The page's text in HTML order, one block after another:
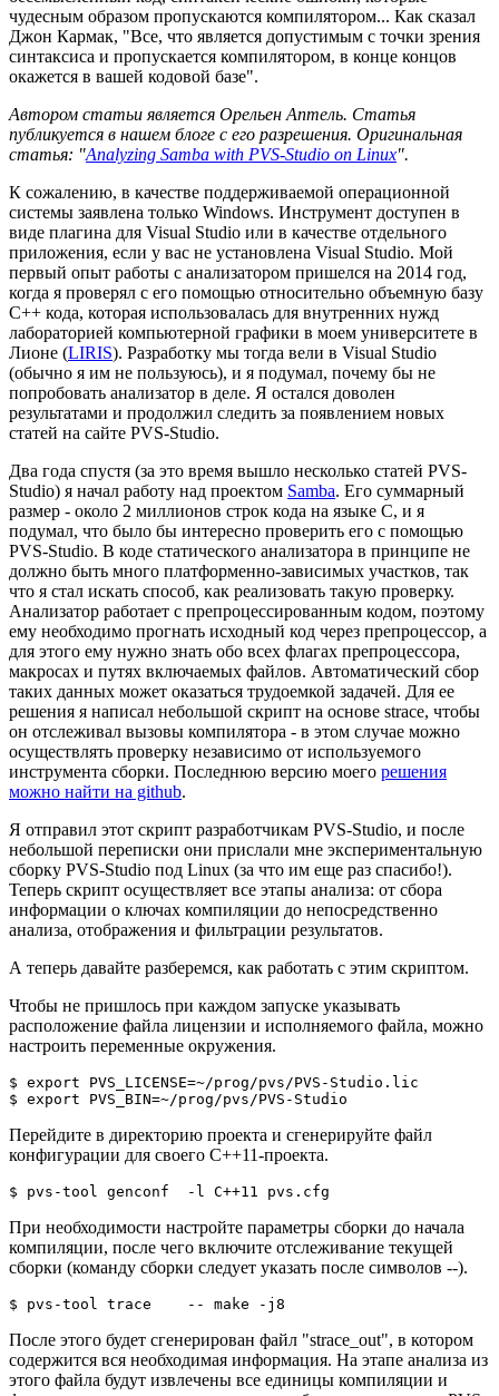
чудесным образом пропускаются компилятором... Как сказал
Джон Кармак, "Все, что является допустимым с точки зрения
синтаксиса и пропускается компилятором, в конце концов
окажется в вашей кодовой базе".
Автором статьи является Орельен Аптель. Статья
публикуется в нашем блоге с его разрешения. Оригинальная
статья: "Analyzing Samba with PVS-Studio on Linux".
К сожалению, в качестве поддерживаемой операционной
системы заявлена только Windows. Инструмент доступен в
виде плагина для Visual Studio или в качестве отдельного
приложения, если у вас не установлена Visual Studio. Мой
первый опыт работы с анализатором пришелся на 2014 год,
когда я проверял с его помощью относительно объемную базу
C++ кода, которая использовалась для внутренних нужд
лабораторией компьютерной графики в моем университете в
Лионе (LIRIS). Разработку мы тогда вели в Visual Studio
(обычно я им не пользуюсь), и я подумал, почему бы не
попробовать анализатор в деле. Я остался доволен
результатами и продолжил следить за появлением новых
статей на сайте PVS-Studio.
Два года спустя (за это время вышло несколько статей PVS-
Studio) я начал работу над проектом Samba. Его суммарный
размер - около 2 миллионов строк кода на языке C, и я
подумал, что было бы интересно проверить его с помощью
PVS-Studio. В коде статического анализатора в принципе не
должно быть много платформенно-зависимых участков, так
что я стал искать способ, как реализовать такую проверку.
Анализатор работает с препроцессированным кодом, поэтому
ему необходимо прогнать исходный код через препроцессор, а
для этого ему нужно знать обо всех флагах препроцессора,
макросах и путях включаемых файлов. Автоматический сбор
таких данных может оказаться трудоемкой задачей. Для ее
решения я написал небольшой скрипт на основе strace, чтобы
он отслеживал вызовы компилятора - в этом случае можно
осуществлять проверку независимо от используемого
инструмента сборки. Последнюю версию моего решения
можно найти на github.
Я отправил этот скрипт разработчикам PVS-Studio, и после
небольшой переписки они прислали мне экспериментальную
сборку PVS-Studio под Linux (за что им еще раз спасибо!).
Теперь скрипт осуществляет все этапы анализа: от сбора
информации о ключах компиляции до непосредственно
анализа, отображения и фильтрации результатов.
А теперь давайте разберемся, как работать с этим скриптом.
Чтобы не пришлось при каждом запуске указывать
расположение файла лицензии и исполняемого файла, можно
настроить переменные окружения.
$ export PVS_LICENSE=~/prog/pvs/PVS-Studio.lic
$ export PVS_BIN=~/prog/pvs/PVS-Studio
Перейдите в директорию проекта и сгенерируйте файл
конфигурации для своего C++11-проекта.
$ pvs-tool genconf  -l C++11 pvs.cfg
При необходимости настройте параметры сборки до начала
компиляции, после чего включите отслеживание текущей
сборки (команду сборки следует указать после символов --).
$ pvs-tool trace    -- make -j8
После этого будет сгенерирован файл "strace_out", в котором
содержится вся необходимая информация. На этапе анализа из
этого файла будут извлечены все единицы компиляции и